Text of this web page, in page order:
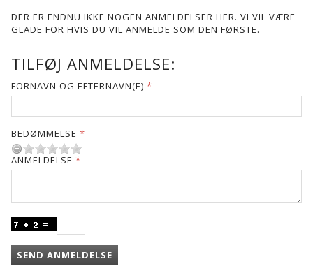
DER ER ENDNU IKKE NOGEN ANMELDELSER HER. VI VIL VÆRE
GLADE FOR HVIS DU VIL ANMELDE SOM DEN FØRSTE.
TILFØJ ANMELDELSE:
FORNAVN OG EFTERNAVN(E)
BEDØMMELSE
ANMELDELSE
SEND ANMELDELSE